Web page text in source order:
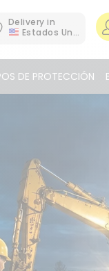
Delivery in
Estados Unidos
DE PROTECCIÓN